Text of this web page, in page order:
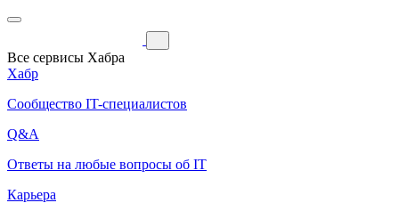
Все сервисы Хабра
Хабр
Сообщество IT-специалистов
Q&A
Ответы на любые вопросы об IT
Карьера